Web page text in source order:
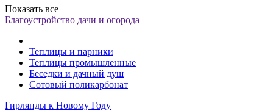
Показать все
Благоустройство дачи и огорода
Теплицы и парники
Теплицы промышленные
Беседки и дачный душ
Сотовый поликарбонат
Гирлянды к Новому Году